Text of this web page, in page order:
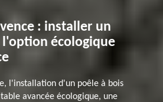
: installer un
l'option écologique
l'installation d'un poêle à bois
avancée écologique, une